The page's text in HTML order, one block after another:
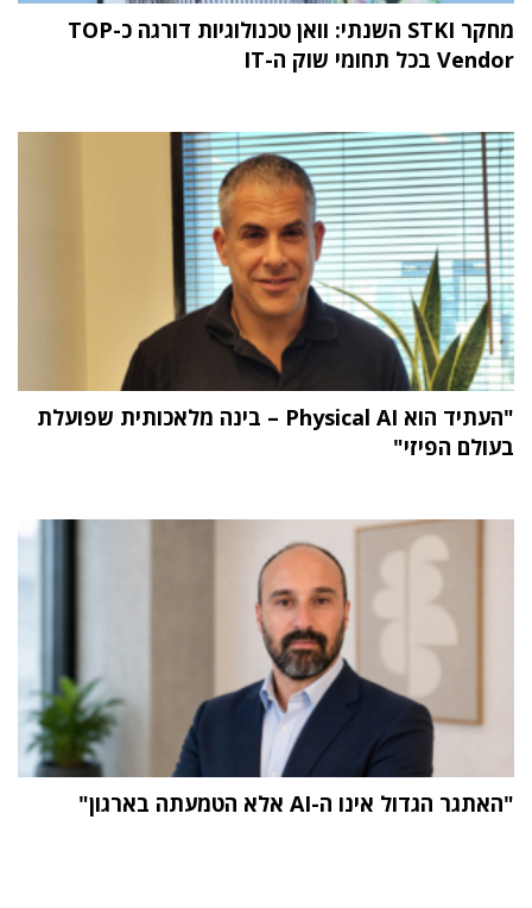
מחקר STKI השנתי: וואן טכנולוגיות דורגה כ-TOP
Vendor בכל תחומי שוק ה-IT
"העתיד הוא Physical AI – בינה מלאכותית שפועלת
בעולם הפיזי"
"האתגר הגדול אינו ה-AI אלא הטמעתה בארגון"